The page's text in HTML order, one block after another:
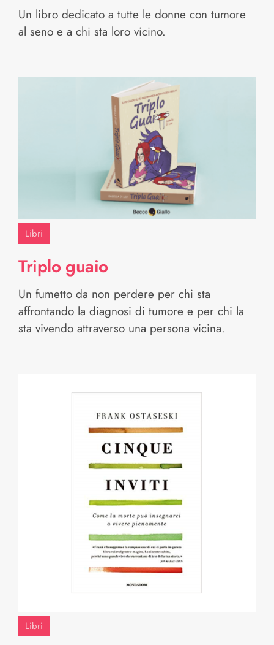
Un libro dedicato a tutte le donne con tumore
al seno e a chi sta loro vicino.
Libri
Triplo guaio
Un fumetto da non perdere per chi sta
affrontando la diagnosi di tumore e per chi la
sta vivendo attraverso una persona vicina.
Libri